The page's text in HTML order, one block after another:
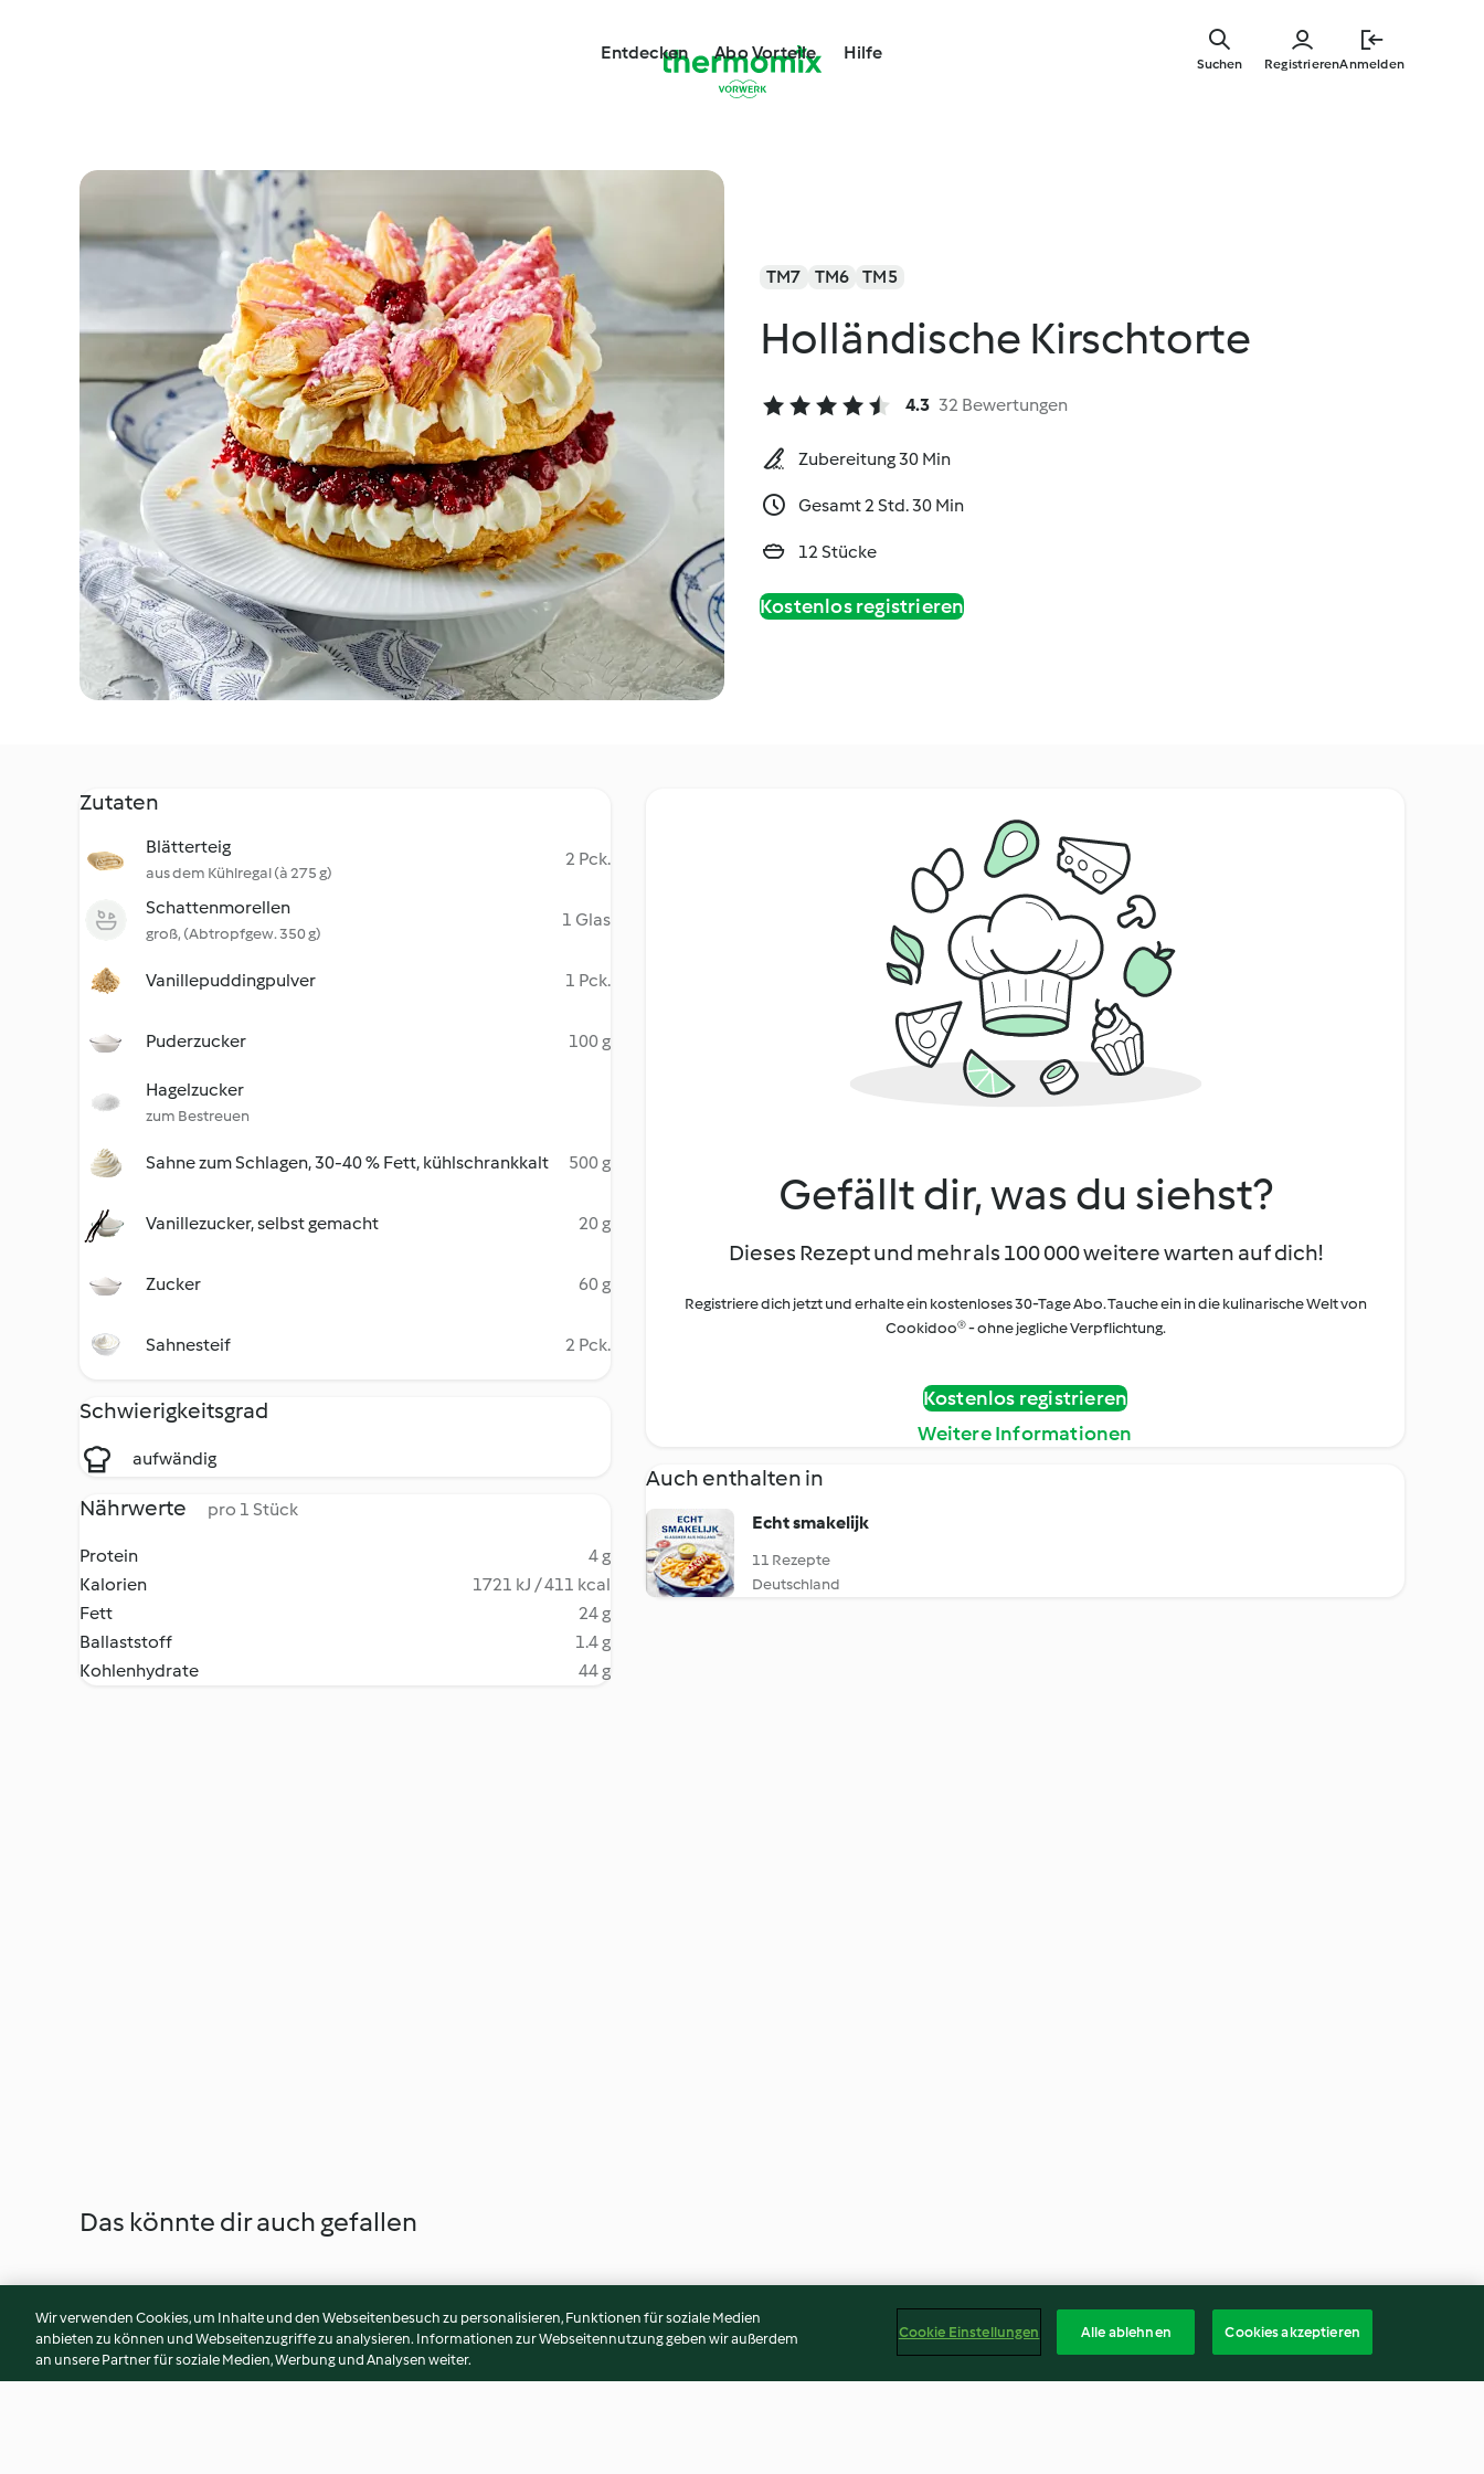
springen
Entdecken Abo Vorteile Hilfe
RegistrierenAnmelden
Suchen
TM7 TM6 TM5
Holländische Kirschtorte
4.3 32 Bewertungen
Zubereitung 30 Min
Gesamt 2 Std. 30 Min
12 Stücke
Kostenlos registrieren
Zutaten
Blätterteig
aus dem Kühlregal (à 275 g)
2 Pck.
Schattenmorellen
groß, (Abtropfgew. 350 g)
1 Glas
Vanillepuddingpulver 1 Pck.
Puderzucker 100 g
Hagelzucker
zum Bestreuen
Sahne zum Schlagen, 30-40 % Fett, kühlschrankkalt 500 g
Vanillezucker, selbst gemacht 20 g
Zucker 60 g
Sahnesteif 2 Pck.
Schwierigkeitsgrad
aufwändig
Nährwerte pro 1 Stück
Protein
4 g
Kalorien
1721 kJ / 411 kcal
Fett
24 g
Ballaststoff
1.4 g
Kohlenhydrate
44 g
Gefällt dir, was du siehst?
Dieses Rezept und mehr als 100 000 weitere warten auf dich!
Registriere dich jetzt und erhalte ein kostenloses 30-Tage Abo. Tauche ein in die kulinarische Welt von
Cookidoo® - ohne jegliche Verpflichtung.
Kostenlos registrieren
Weitere Informationen
Auch enthalten in
Echt smakelijk
11 Rezepte
Deutschland
Das könnte dir auch gefallen
Wir verwenden Cookies, um Inhalte und den Webseitenbesuch zu personalisieren, Funktionen für soziale Medien
anbieten zu können und Webseitenzugriffe zu analysieren. Informationen zur Webseitennutzung geben wir außerdem
an unsere Partner für soziale Medien, Werbung und Analysen weiter.
Cookie Einstellungen Alle ablehnen Cookies akzeptieren